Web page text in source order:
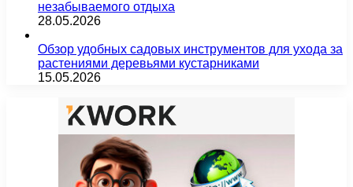
незабываемого отдыха
28.05.2026
Обзор удобных садовых инструментов для ухода за
растениями деревьями кустарниками
15.05.2026